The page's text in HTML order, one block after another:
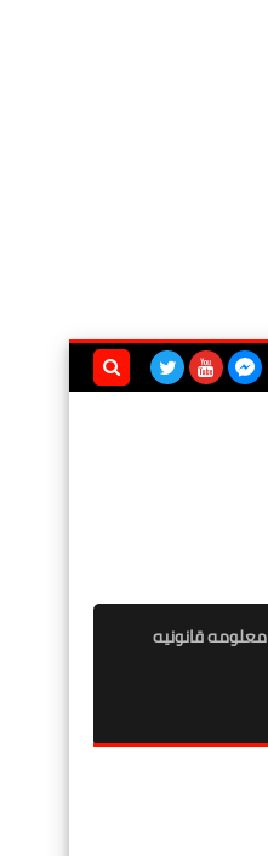
معلومه قانونيه